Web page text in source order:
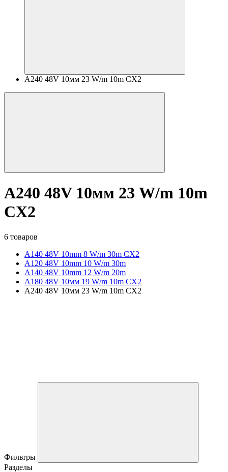
A240 48V 10мм 23 W/m 10m CX2
A240 48V 10мм 23 W/m 10m
CX2
6 товаров
A140 48V 10mm 8 W/m 30m CX2
A120 48V 10mm 10 W/m 30m
A140 48V 10mm 12 W/m 20m
A180 48V 10мм 19 W/m 10m CX2
A240 48V 10мм 23 W/m 10m CX2
Фильтры
Разделы